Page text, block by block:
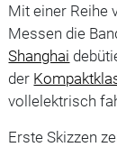
Mit einer Reihe
Messen die
Shanghai
der
vollelektrisch
Erste Skizzen